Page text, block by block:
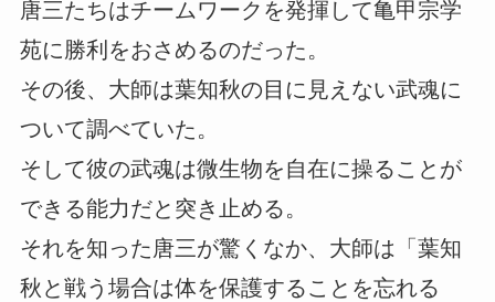
唐三たちはチームワークを発揮して亀甲宗学
苑に勝利をおさめるのだった。
その後、大師は葉知秋の目に見えない武魂に
ついて調べていた。
そして彼の武魂は微生物を自在に操ることが
できる能力だと突き止める。
それを知った唐三が驚くなか、大師は「葉知
秋と戦う場合は体を保護することを忘れる